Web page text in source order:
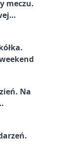
meczu.
Na